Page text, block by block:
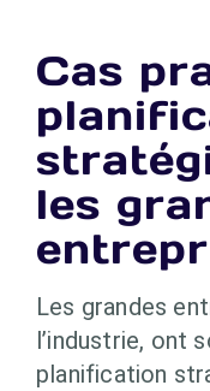
Cas
les
Les grandes
l’industrie, ont
planification